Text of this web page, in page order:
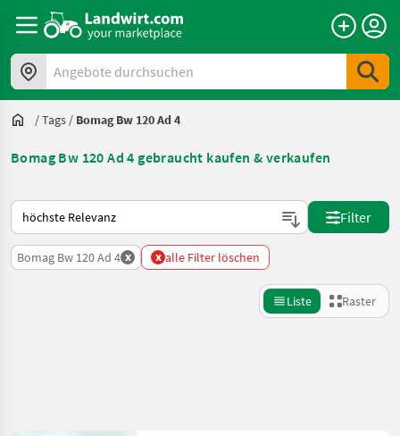
Angebote durchsuchen
/Tags / Bomag Bw 120 Ad 4
Bomag Bw 120 Ad 4 gebraucht kaufen & verkaufen
So wird auf Landwirt.com sortiert
Filter
Bomag Bw 120 Ad 4 x x alle Filter löschen
Liste Raster